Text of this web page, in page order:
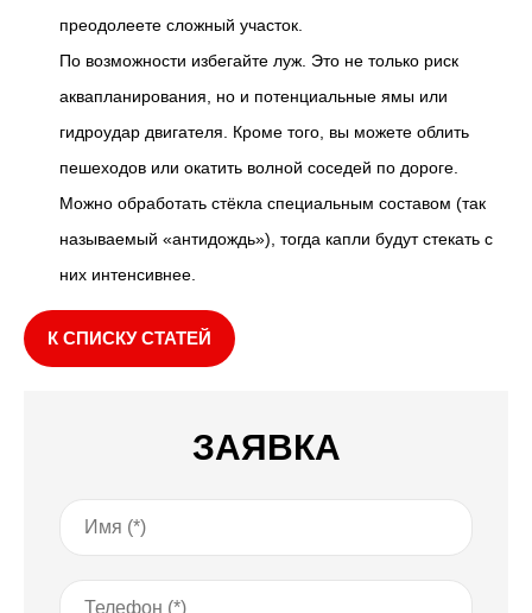
преодолеете сложный участок.
По возможности избегайте луж. Это не только риск
аквапланирования, но и потенциальные ямы или
гидроудар двигателя. Кроме того, вы можете облить
пешеходов или окатить волной соседей по дороге.
Можно обработать стёкла специальным составом (так
называемый «антидождь»), тогда капли будут стекать с
них интенсивнее.
К СПИСКУ СТАТЕЙ
ЗАЯВКА